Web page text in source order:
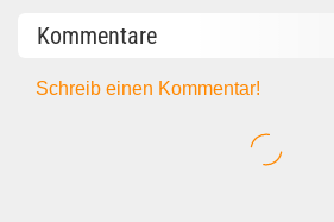
Kommentare
Schreib einen Kommentar!